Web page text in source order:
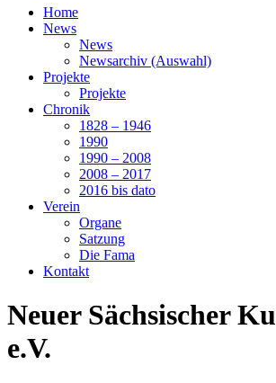
Home
News
News
Newsarchiv (Auswahl)
Projekte
Projekte
Chronik
1828 – 1946
1990
1990 – 2008
2008 – 2017
2016 bis dato
Verein
Organe
Satzung
Die Fama
Kontakt
Neuer Sächsischer
e.V.